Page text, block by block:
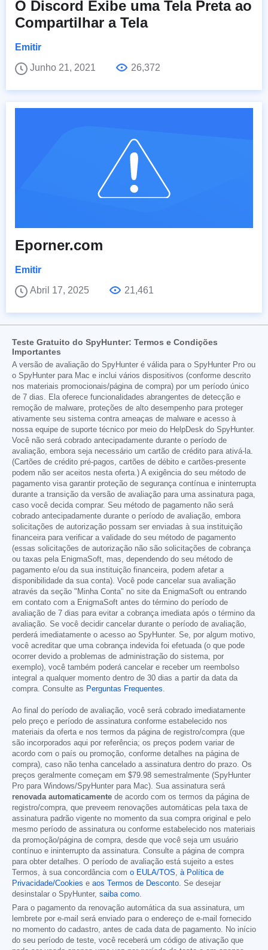
O Discord Exibe uma Tela Preta ao
Compartilhar a Tela
Emitir
Junho 21, 2021
26,372
Eporner.com
Emitir
Abril 17, 2025
21,461
Teste Gratuito do SpyHunter: Termos e Condições
Importantes
A versão de avaliação do SpyHunter é válida para o SpyHunter Pro ou
o SpyHunter para Mac e inclui vários dispositivos (conforme descrito
nos materiais promocionais/página de compra) por um período único
de 7 dias. Ela oferece funcionalidades abrangentes de detecção e
remoção de malware, proteções de alto desempenho para proteger
ativamente seu sistema contra ameaças de malware e acesso à
nossa equipe de suporte técnico por meio do HelpDesk do SpyHunter.
Você não será cobrado antecipadamente durante o período de
avaliação, embora seja necessário um cartão de crédito para ativá-la.
(Cartões de crédito pré-pagos, cartões de débito e cartões-presente
podem não ser aceitos nesta oferta.) A exigência do seu método de
pagamento visa garantir proteção de segurança contínua e ininterrupta
durante a transição da versão de avaliação para uma assinatura paga,
caso você decida comprar. Seu método de pagamento não será
cobrado antecipadamente durante o período de avaliação, embora
solicitações de autorização possam ser enviadas à sua instituição
financeira para verificar a validade do seu método de pagamento
(essas solicitações de autorização não são solicitações de cobrança
ou taxas pela EnigmaSoft, mas, dependendo do seu método de
pagamento e/ou da sua instituição financeira, podem afetar a
disponibilidade da sua conta). Você pode cancelar sua avaliação
através da seção "Minha Conta" no site da EnigmaSoft ou entrando
em contato com a EnigmaSoft antes do término do período de
avaliação de 7 dias para evitar a cobrança imediata após o término da
avaliação. Se você decidir cancelar durante o período de avaliação,
perderá imediatamente o acesso ao SpyHunter. Se, por algum motivo,
você acreditar que uma cobrança indevida foi efetuada (o que pode
ocorrer devido a problemas de administração do sistema, por
exemplo), você também poderá cancelar e receber um reembolso
integral a qualquer momento dentro de 30 dias a partir da data da
compra. Consulte as Perguntas Frequentes.
Ao final do período de avaliação, você será cobrado imediatamente
pelo preço e período de assinatura conforme estabelecido nos
materiais da oferta e nos termos da página de registro/compra (que
são incorporados aqui por referência; os preços podem variar de
acordo com o país ou promoção, conforme detalhes na página de
compra), caso não tenha cancelado a assinatura dentro do prazo. Os
preços geralmente começam em $79.98 semestralmente (SpyHunter
Pro para Windows/SpyHunter para Mac). Sua assinatura será
renovada automaticamente de acordo com os termos da página de
registro/compra, que preveem renovações automáticas pela taxa de
assinatura padrão vigente no momento da sua compra original e pelo
mesmo período de assinatura ou conforme estabelecido nos materiais
da promoção/página de compra, desde que você seja um usuário
contínuo e ininterrupto da assinatura. Consulte a página de compra
para obter detalhes. O período de avaliação está sujeito a estes
Termos, à sua concordância com o EULA/TOS, à Política de
Privacidade/Cookies e aos Termos de Desconto. Se desejar
desinstalar o SpyHunter, saiba como.
Para o pagamento da renovação automática da sua assinatura, um
lembrete por e-mail será enviado para o endereço de e-mail fornecido
no momento do cadastro, antes de cada data de pagamento. No início
do seu período de teste, você receberá um código de ativação que